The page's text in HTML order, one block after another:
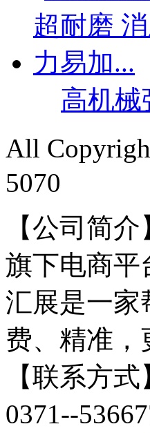
高机械
All
5070
【公司简
旗下电商平
汇展是一家
费、精准，
【联系方
0371--